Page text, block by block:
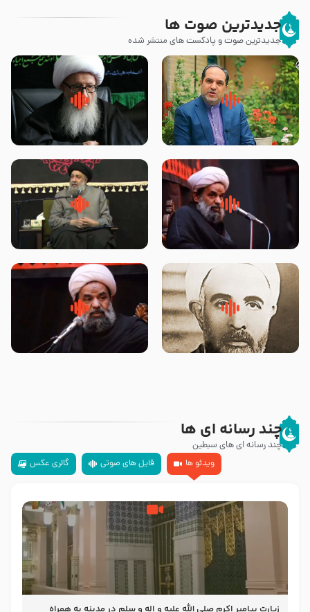
جدیدترین صوت ها
جدیدترین صوت و پادکست های منتشر شده
پیامبر صلی الله علیه وآله و سلم
فرمودند وای بر بچه های آخر
زوّار اربعین امام حسین (علیه
السلام) با این اشتیاق به زیارت
روضه جانسوز پاره های جگر امام
حسن مجتبی علیه السلام-حجت
لقب حضرت رقیه سلام الله علیها به
چه معناست – حجت الاسلام علوی
روضه‌ی مجلس یزید ملعون و
اسارت اهل‌بیت علیهم‌السلام –
سلام جوانی که امام حسین علیه
السلام خودش جوابش را دادند
چند رسانه ای ها
چند رسانه ای های سبطین
ویدئو ها
فایل های صوتی گالری عکس
زیارت پیامبر اکرم صلی الله علیه و اله و سلم در مدینه به همراه